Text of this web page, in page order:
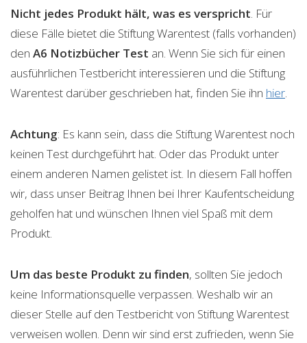
Nicht jedes Produkt hält, was es verspricht. Für
diese Fälle bietet die Stiftung Warentest (falls vorhanden)
den A6 Notizbücher Test an. Wenn Sie sich für einen
ausführlichen Testbericht interessieren und die Stiftung
Warentest darüber geschrieben hat, finden Sie ihn hier.
Achtung: Es kann sein, dass die Stiftung Warentest noch
keinen Test durchgeführt hat. Oder das Produkt unter
einem anderen Namen gelistet ist. In diesem Fall hoffen
wir, dass unser Beitrag Ihnen bei Ihrer Kaufentscheidung
geholfen hat und wünschen Ihnen viel Spaß mit dem
Produkt.
Um das beste Produkt zu finden, sollten Sie jedoch
keine Informationsquelle verpassen. Weshalb wir an
dieser Stelle auf den Testbericht von Stiftung Warentest
verweisen wollen. Denn wir sind erst zufrieden, wenn Sie